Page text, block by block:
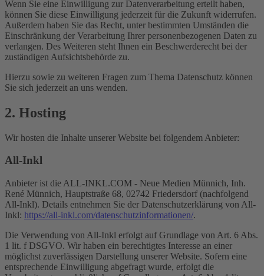
Wenn Sie eine Einwilligung zur Datenverarbeitung erteilt haben,
können Sie diese Einwilligung jederzeit für die Zukunft widerrufen.
Außerdem haben Sie das Recht, unter bestimmten Umständen die
Einschränkung der Verarbeitung Ihrer personenbezogenen Daten zu
verlangen. Des Weiteren steht Ihnen ein Beschwerderecht bei der
zuständigen Aufsichtsbehörde zu.
Hierzu sowie zu weiteren Fragen zum Thema Datenschutz können
Sie sich jederzeit an uns wenden.
2. Hosting
Wir hosten die Inhalte unserer Website bei folgendem Anbieter:
All-Inkl
Anbieter ist die ALL-INKL.COM - Neue Medien Münnich, Inh.
René Münnich, Hauptstraße 68, 02742 Friedersdorf (nachfolgend
All-Inkl). Details entnehmen Sie der Datenschutzerklärung von All-
Inkl: https://all-inkl.com/datenschutzinformationen/.
Die Verwendung von All-Inkl erfolgt auf Grundlage von Art. 6 Abs.
1 lit. f DSGVO. Wir haben ein berechtigtes Interesse an einer
möglichst zuverlässigen Darstellung unserer Website. Sofern eine
entsprechende Einwilligung abgefragt wurde, erfolgt die